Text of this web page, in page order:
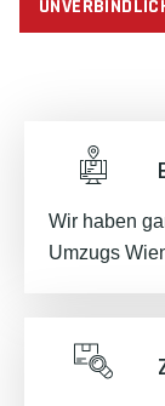
Wir haben
Umzugs